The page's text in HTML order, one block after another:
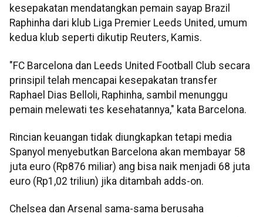
kesepakatan mendatangkan pemain sayap Brazil
Raphinha dari klub Liga Premier Leeds United, umum
kedua klub seperti dikutip Reuters, Kamis.
"FC Barcelona dan Leeds United Football Club secara
prinsipil telah mencapai kesepakatan transfer
Raphael Dias Belloli, Raphinha, sambil menunggu
pemain melewati tes kesehatannya," kata Barcelona.
Rincian keuangan tidak diungkapkan tetapi media
Spanyol menyebutkan Barcelona akan membayar 58
juta euro (Rp876 miliar) ang bisa naik menjadi 68 juta
euro (Rp1,02 triliun) jika ditambah adds-on.
Chelsea dan Arsenal sama-sama berusaha